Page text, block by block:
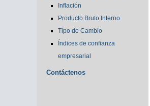
Inflación
Producto Bruto Interno
Tipo de Cambio
Índices de confianza
empresarial
Contáctenos